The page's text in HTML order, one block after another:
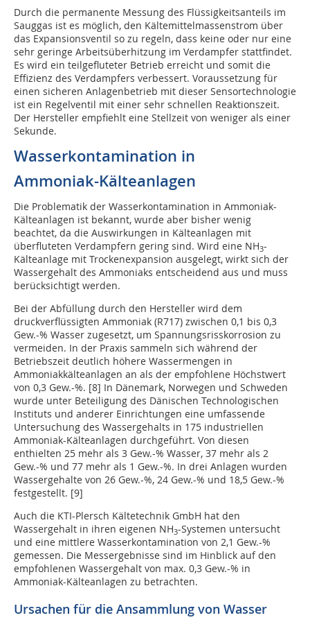
Durch die permanente Messung des Flüssigkeitsanteils im
Sauggas ist es möglich, den Kältemittelmassenstrom über
das Expansionsventil so zu regeln, dass keine oder nur eine
sehr geringe Arbeitsüberhitzung im Verdampfer stattfindet.
Es wird ein teilgefluteter Betrieb erreicht und somit die
Effizienz des Verdampfers verbessert. Voraussetzung für
einen sicheren Anlagenbetrieb mit dieser Sensortechnologie
ist ein Regelventil mit einer sehr schnellen Reaktionszeit.
Der Hersteller empfiehlt eine Stellzeit von weniger als einer
Sekunde.
Wasserkontamination in
Ammoniak-Kälteanlagen
Die Problematik der Wasserkontamination in Ammoniak-
Kälteanlagen ist bekannt, wurde aber bisher wenig
beachtet, da die Auswirkungen in Kälteanlagen mit
überfluteten Verdampfern gering sind. Wird eine NH3-
Kälteanlage mit Trockenexpansion ausgelegt, wirkt sich der
Wassergehalt des Ammoniaks entscheidend aus und muss
berücksichtigt werden.
Bei der Abfüllung durch den Hersteller wird dem
druckverflüssigten Ammoniak (R717) zwischen 0,1 bis 0,3
Gew.-% Wasser zugesetzt, um Spannungsrisskorrosion zu
vermeiden. In der Praxis sammeln sich während der
Betriebszeit deutlich höhere Wassermengen in
Ammoniakkälteanlagen an als der empfohlene Höchstwert
von 0,3 Gew.-%. [8] In Dänemark, Norwegen und Schweden
wurde unter Beteiligung des Dänischen Technologischen
Instituts und anderer Einrichtungen eine umfassende
Untersuchung des Wassergehalts in 175 industriellen
Ammoniak-Kälteanlagen durchgeführt. Von diesen
enthielten 25 mehr als 3 Gew.-% Wasser, 37 mehr als 2
Gew.-% und 77 mehr als 1 Gew.-%. In drei Anlagen wurden
Wassergehalte von 26 Gew.-%, 24 Gew.-% und 18,5 Gew.-%
festgestellt. [9]
Auch die KTI-Plersch Kältetechnik GmbH hat den
Wassergehalt in ihren eigenen NH3-Systemen untersucht
und eine mittlere Wasserkontamination von 2,1 Gew.-%
gemessen. Die Messergebnisse sind im Hinblick auf den
empfohlenen Wassergehalt von max. 0,3 Gew.-% in
Ammoniak-Kälteanlagen zu betrachten.
Ursachen für die Ansammlung von Wasser